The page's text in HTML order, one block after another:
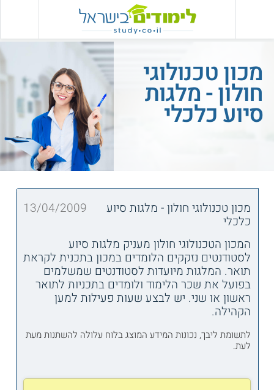
מכון טכנולוגי
חולון - מלגות
סיוע כלכלי
מכון טכנולוגי חולון - מלגות סיוע
כלכלי
13/04/2009
המכון הטכנולוגי חולון מעניק מלגות סיוע
לסטודנטים נזקקים הלומדים במכון בתכנית לקראת
תואר. המלגות מיועדות לסטודנטים שמשלמים
בפועל את שכר הלימוד ולומדים בתכניות לתואר
ראשון או שני. יש לבצע שעות פעילות למען
הקהילה.
לתשומת ליבך, נכונות המידע המוצג בלוח עלולה להשתנות מעת
לעת.